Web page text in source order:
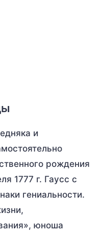
и
рождения
1777 г. Гаусс с
гениальности.
юноша